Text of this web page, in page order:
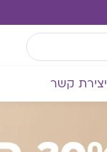
יצירת קשר